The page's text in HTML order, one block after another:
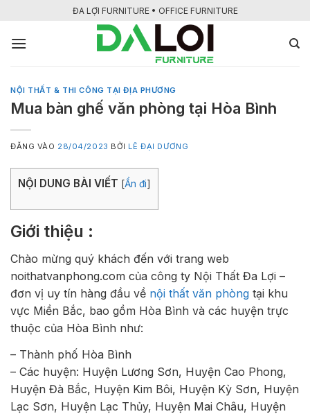
nội
ĐA LỢI FURNITURE • OFFICE FURNITURE
NỘI THẤT & THI CÔNG TẠI ĐỊA PHƯƠNG
Mua bàn ghế văn phòng tại Hòa Bình
ĐĂNG VÀO 28/04/2023 BỞI LÊ ĐẠI DƯƠNG
NỘI DUNG BÀI VIẾT [Ẩn đi]
Giới thiệu :
Chào mừng quý khách đến với trang web
noithatvanphong.com của công ty Nội Thất Đa Lợi –
đơn vị uy tín hàng đầu về nội thất văn phòng tại khu
vực Miền Bắc, bao gồm Hòa Bình và các huyện trực
thuộc của Hòa Bình như:
– Thành phố Hòa Bình
– Các huyện: Huyện Lương Sơn, Huyện Cao Phong,
Huyện Đà Bắc, Huyện Kim Bôi, Huyện Kỳ Sơn, Huyện
Lạc Sơn, Huyện Lạc Thủy, Huyện Mai Châu, Huyện